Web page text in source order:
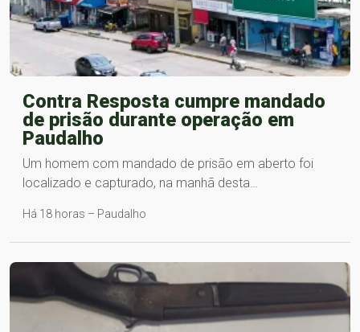
Contra Resposta cumpre mandado
de prisão durante operação em
Paudalho
Um homem com mandado de prisão em aberto foi
localizado e capturado, na manhã desta…
Há 18 horas – Paudalho